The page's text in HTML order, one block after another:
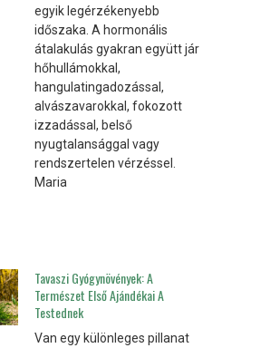
egyik legérzékenyebb
időszaka. A hormonális
átalakulás gyakran együtt jár
hőhullámokkal,
hangulatingadozással,
alvászavarokkal, fokozott
izzadással, belső
nyugtalansággal vagy
rendszertelen vérzéssel.
Maria
Tavaszi Gyógynövények: A
Természet Első Ajándékai A
Testednek
Van egy különleges pillanat